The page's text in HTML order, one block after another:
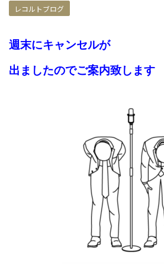
レコルトブログ
週末にキャンセルが
出ましたのでご案内致します